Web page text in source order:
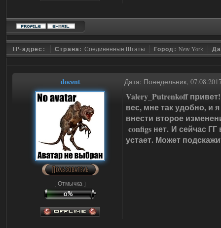
IP-адрес: Страна: Соединенные Штаты Город:New York
docent Дата: Понедельник,
[ Отмычка ]
Valery_Putrenkoff
вес, мне так удобно, и
внести второе
configs нет. И сейчас
устает. Может